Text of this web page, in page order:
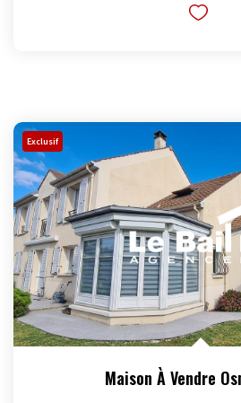
Exclusif
Maison À Vendre